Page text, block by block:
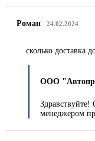
Роман 24.02.2024
сколько доставка
ООО
Здравствуйте!
менеджером